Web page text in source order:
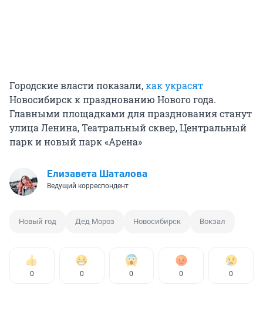
Городские власти показали,как украсят
Новосибирск к празднованию Нового года.
Главными площадками для празднования станут
улица Ленина, Театральный сквер, Центральный
парк и новый парк «Арена»
Елизавета Шаталова
Ведущий корреспондент
Новый год Дед Мороз Новосибирск Вокзал
0 0 0 0 0